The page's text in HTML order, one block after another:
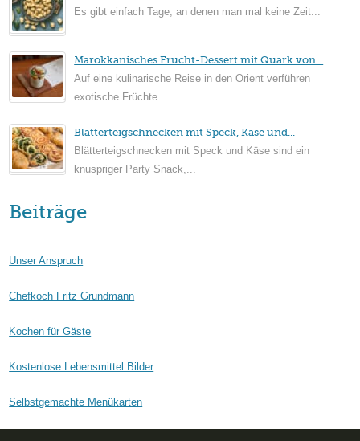
Es gibt einfach Tage, an denen man mal keine Zeit...
Marokkanisches Frucht-Dessert mit Quark von...
Auf eine kulinarische Reise in den Orient verführen
exotische Früchte...
Blätterteigschnecken mit Speck, Käse und...
Blätterteigschnecken mit Speck und Käse sind ein
knuspriger Party Snack,...
Beiträge
Unser Anspruch
Chefkoch Fritz Grundmann
Kochen für Gäste
Kostenlose Lebensmittel Bilder
Selbstgemachte Menükarten